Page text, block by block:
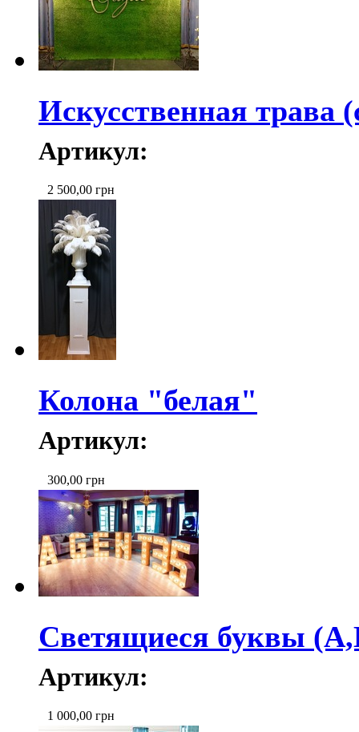
Искусственная трава
Артикул:
2 500,00 грн
Колона "белая"
Артикул:
300,00 грн
Светящиеся буквы
Артикул:
1 000,00 грн